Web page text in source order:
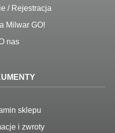
/ Rejestracja
Milwar GO!
nas
sklepu
i zwroty